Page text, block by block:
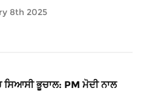
8th 2025
ਸਿਆਸੀ ਭੂਚਾਲ: PM ਮੋਦੀ ਨਾਲ